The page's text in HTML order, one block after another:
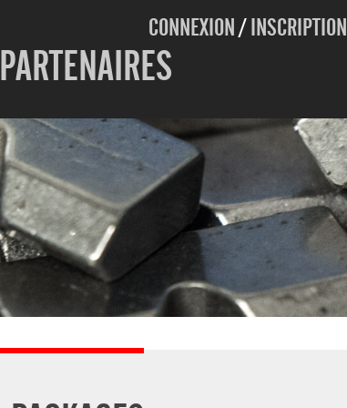
PARTENAIRES
CONNEXION/INSCRIPTION